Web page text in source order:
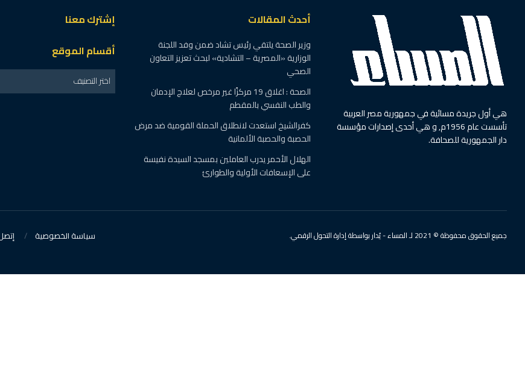
هي أول جريدة مسائية في جمهورية مصر العربية
تأسست عام 1956م, و هي أحدى إصدارات مؤسسة
دار الجمهورية للصحافة.
أحدث المقالات
وزير الصحة يلتقي رئيس تشاد ضمن وفد اللجنة
الوزارية «المصرية – التشادية» لبحث تعزيز التعاون
الصحي
الصحة : اغلاق 19 مركزًا غير مرخص لعلاج الإدمان
والطب النفسي بالمقطم
كفرالشيخ استعدت لانطلاق الحملة القومية ضد مرض
الحصبة والحصبة الألمانية
الهلال الأحمر يدرب العاملين بمسجد السيدة نفيسة
على الإسعافات الأولية والطوارئ
إشترك معنا
أقسام الموقع
اختر التصنيف
سياسة الخصوصية جميع الحقوق محفوظة © 2021 لـ المساء - يُدار بواسطة إدارة التحول الرقمي.